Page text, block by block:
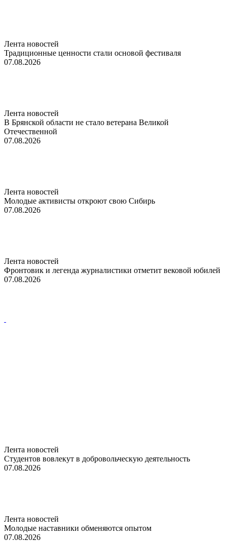
Лента новостей
Традиционные ценности стали основой фестиваля
07.08.2026
Лента новостей
В Брянской области не стало ветерана Великой
Отечественной
07.08.2026
Лента новостей
Молодые активисты откроют свою Сибирь
07.08.2026
Лента новостей
Фронтовик и легенда журналистики отметит вековой юбилей
07.08.2026
Лента новостей
Студентов вовлекут в добровольческую деятельность
07.08.2026
Лента новостей
Молодые наставники обменяются опытом
07.08.2026